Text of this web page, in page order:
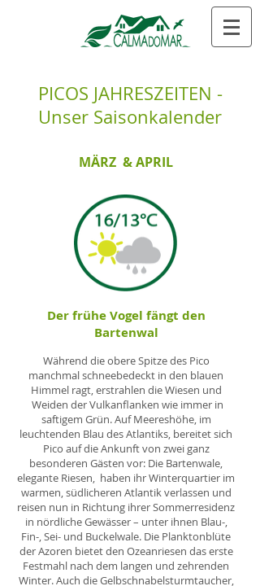
PICOS JAHRESZEITEN -
Unser Saisonkalender
MÄRZ & APRIL
Der frühe Vogel fängt den
Bartenwal
Während die obere Spitze des Pico
manchmal schneebedeckt in den blauen
Himmel ragt, erstrahlen die Wiesen und
Weiden der Vulkanflanken wie immer in
saftigem Grün. Auf Meereshöhe, im
leuchtenden Blau des Atlantiks, bereitet sich
Pico auf die Ankunft von zwei ganz
besonderen Gästen vor: Die Bartenwale,
elegante Riesen, haben ihr Winterquartier im
warmen, südlicheren Atlantik verlassen und
reisen nun in Richtung ihrer Sommerresidenz
in nördliche Gewässer – unter ihnen Blau-,
Fin-, Sei- und Buckelwale. Die Planktonblüte
der Azoren bietet den Ozeanriesen das erste
Festmahl nach dem langen und zehrenden
Winter. Auch die Gelbschnabelsturmtaucher,